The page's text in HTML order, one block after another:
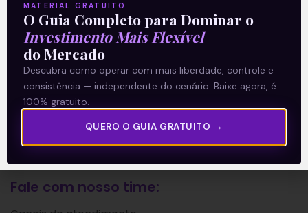
Política de Privacidade
Explore
Artigos
E Eu Com Isso?
Vídeos no Youtube
Manuais de Investimento
Fale com nosso time:
MATERIAL GRATUITO
O Guia Completo para Dominar o
Investimento Mais Flexível
do Mercado
Descubra como operar com mais liberdade, controle e
consistência — independente do cenário. Baixe agora, é
100% gratuito.
QUERO O GUIA GRATUITO →